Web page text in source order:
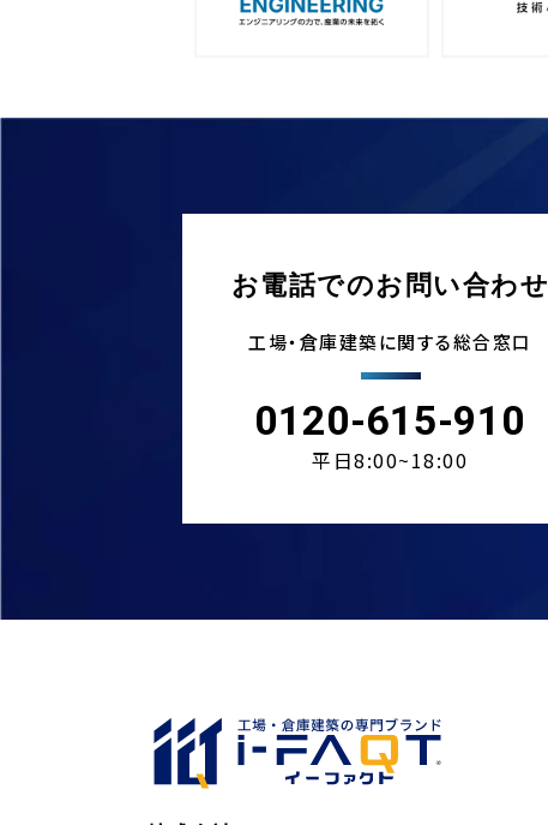
お電話でのお問い合わせ
工場・倉庫建築に関する総合窓口
0120-615-910
平日8:00~18:00